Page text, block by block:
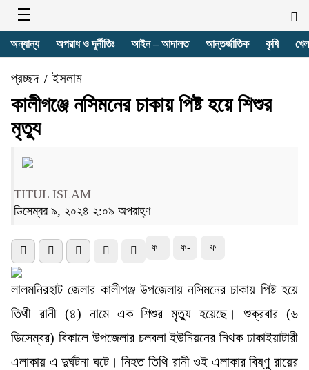
অন্যান্য অপরাধ ও দূর্নীতিঃ আইন – আদালত আন্তর্জাতিক কৃষি
প্রচ্ছদ/ ইসলাম
কালীগঞ্জে নসিমনের চাকায় পিষ্ট হয়ে শিশুর
মৃত্যু
TITUL ISLAM
ডিসেম্বর ৯, ২০২৪ ২:০৯ অপরাহ্ণ
ফ+ ফ- ফ
লালমনিরহাট জেলার কালীগঞ্জ উপজেলায় নসিমনের চাকায় পিষ্ট হয়ে
তিথী রানী (৪) নামে এক শিশুর মৃত্যু হয়েছে। শুক্রবার (৬
ডিসেম্বর) বিকালে উপজেলার চলবলা ইউনিয়নের নিথক ঢাকাইয়াটারী
এলাকায় এ দুর্ঘটনা ঘটে। নিহত তিথি রানী ওই এলাকার বিষ্ণু রায়ের